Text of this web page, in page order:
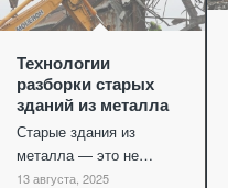
Технологии
разборки старых
зданий из металла
Старые здания из
металла — это не…
13 августа, 2025